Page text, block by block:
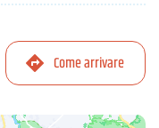
Come arrivare